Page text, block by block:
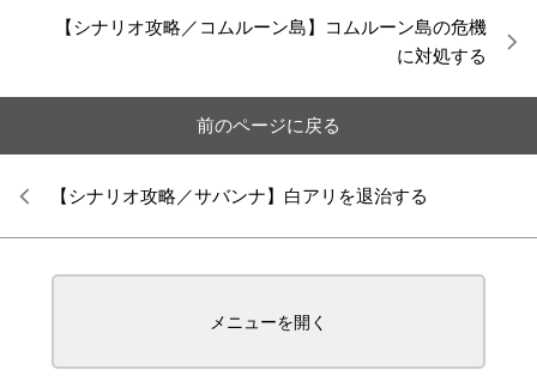
【シナリオ攻略／コムルーン島】コムルーン島の危機
に対処する
前のページに戻る
【シナリオ攻略／サバンナ】白アリを退治する
メニューを開く